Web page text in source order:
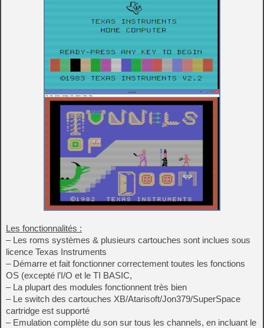
Les fonctionnalités :
– Les roms systèmes & plusieurs cartouches sont inclues sous
licence Texas Instruments
– Démarre et fait fonctionner correctement toutes les fonctions
OS (excepté l’I/O et le TI BASIC,
– La plupart des modules fonctionnent très bien
– Le switch des cartouches XB/Atarisoft/Jon379/SuperSpace
cartridge est supporté
– Emulation complète du son sur tous les channels, en incluant le